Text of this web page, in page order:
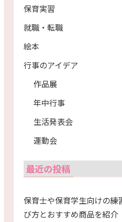
保育実習
就職・転職
絵本
行事のアイデア
作品展
年中行事
生活発表会
運動会
最近の投稿
保育士や保育学生向けの練
び方とおすすめ商品を紹介